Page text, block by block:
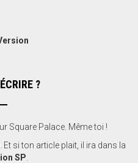
?
Square Palace. Même toi !
. Et si ton article plait, il ira dans la
SP